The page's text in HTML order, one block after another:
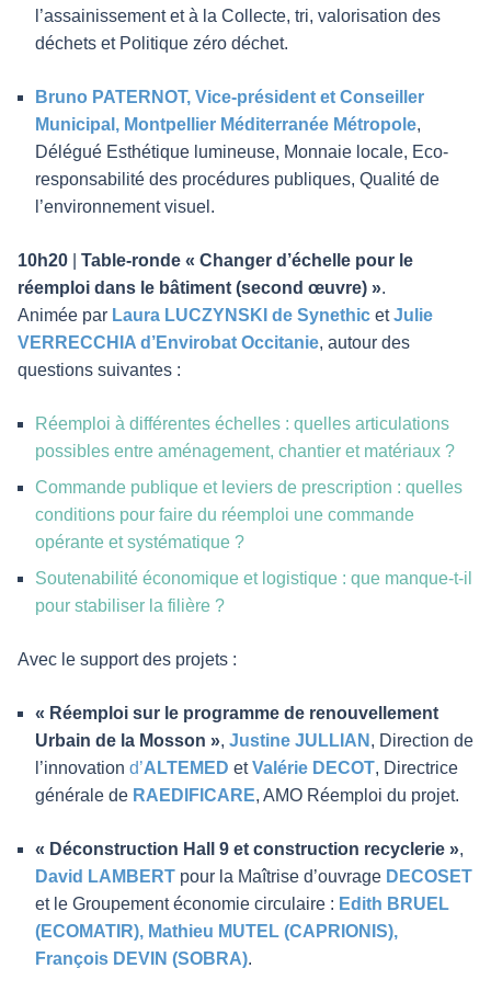
l’assainissement et à la Collecte, tri, valorisation des
déchets et Politique zéro déchet.
Bruno PATERNOT, Vice-président et Conseiller
Municipal, Montpellier Méditerranée Métropole,
Délégué Esthétique lumineuse, Monnaie locale, Eco-
responsabilité des procédures publiques, Qualité de
l’environnement visuel.
10h20
Table-ronde « Changer d’échelle pour le
réemploi dans le bâtiment (second œuvre) ».
Animée par Laura LUCZYNSKI de Synethic etJulie
VERRECCHIA d’Envirobat Occitanie, autour des
questions suivantes :
Réemploi à différentes échelles : quelles articulations
possibles entre aménagement, chantier et matériaux ?
Commande publique et leviers de prescription : quelles
conditions pour faire du réemploi une commande
opérante et systématique ?
Soutenabilité économique et logistique : que manque-t-il
pour stabiliser la filière ?
Avec le support des projets :
« Réemploi sur le programme de renouvellement
Urbain de la Mosson », Justine JULLIAN , Direction de
l’innovation d’ALTEMED etValérie DECOT, Directrice
générale de RAEDIFICARE, AMO Réemploi du projet.
« Déconstruction Hall 9 et construction recyclerie »,
David LAMBERT pour la Maîtrise d’ouvrage DECOSET
et le Groupement économie circulaire : Edith BRUEL
(ECOMATIR), Mathieu MUTEL (CAPRIONIS),
François DEVIN (SOBRA).